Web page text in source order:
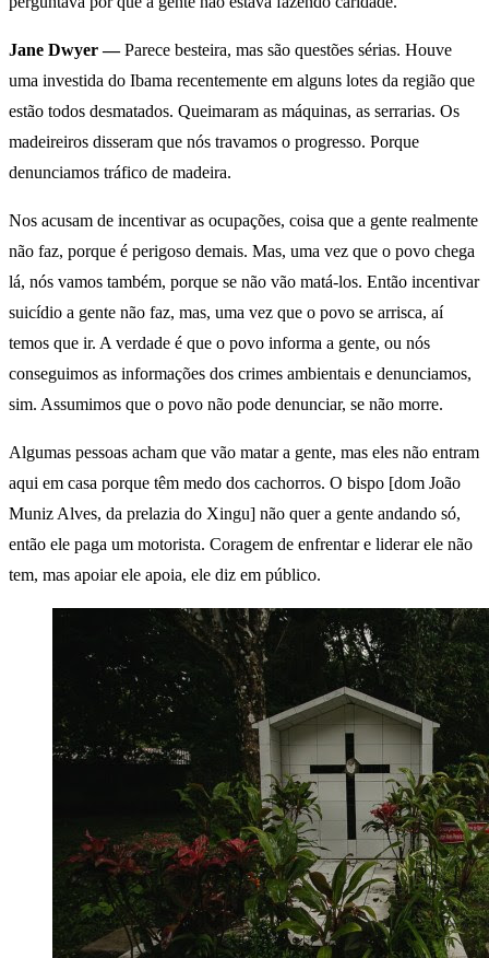
Jane Dwyer —Parece besteira, mas são questões sérias. Houve
uma investida do Ibama recentemente em alguns lotes da região que
estão todos desmatados. Queimaram as máquinas, as serrarias. Os
madeireiros disseram que nós travamos o progresso. Porque
denunciamos tráfico de madeira.
Nos acusam de incentivar as ocupações, coisa que a gente realmente
não faz, porque é perigoso demais. Mas, uma vez que o povo chega
lá, nós vamos também, porque se não vão matá-los. Então incentivar
suicídio a gente não faz, mas, uma vez que o povo se arrisca, aí
temos que ir. A verdade é que o povo informa a gente, ou nós
conseguimos as informações dos crimes ambientais e denunciamos,
sim. Assumimos que o povo não pode denunciar, se não morre.
Algumas pessoas acham que vão matar a gente, mas eles não entram
aqui em casa porque têm medo dos cachorros. O bispo [dom João
Muniz Alves, da prelazia do Xingu] não quer a gente andando só,
então ele paga um motorista. Coragem de enfrentar e liderar ele não
tem, mas apoiar ele apoia, ele diz em público.